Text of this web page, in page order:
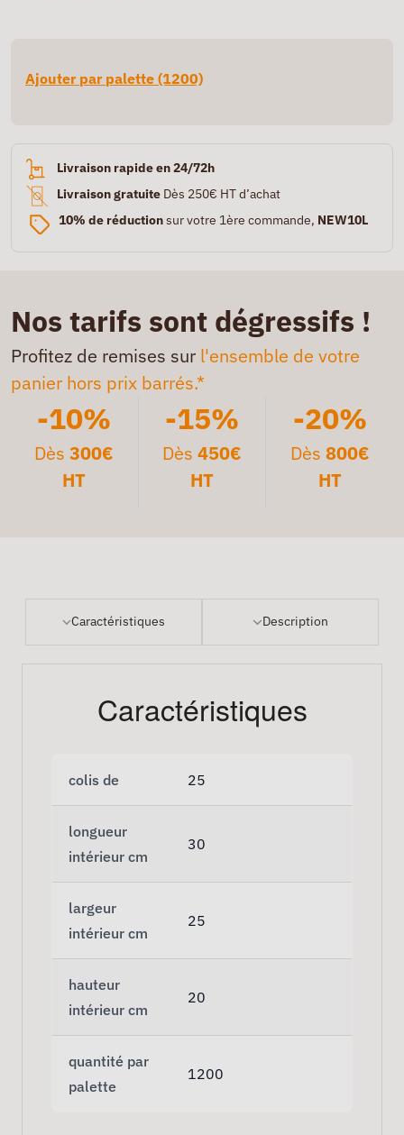
Ajouter par palette (1200)
Livraison rapide en 24/72h
Livraison gratuite Dès 250€ HT d’achat
10% de réductionsur votre 1ère commande, NEW10L
Nos tarifs sont dégressifs !
Profitez de remises sur l'ensemble de votre
panier hors prix barrés.*
-10%
Dès300€
HT
-15%
Dès 450€
HT
-20%
Dès 800€
HT
Caractéristiques Description
Caractéristiques
colis de 25
longueur
intérieur cm
30
largeur
intérieur cm
25
hauteur
intérieur cm
20
quantité par
palette
1200